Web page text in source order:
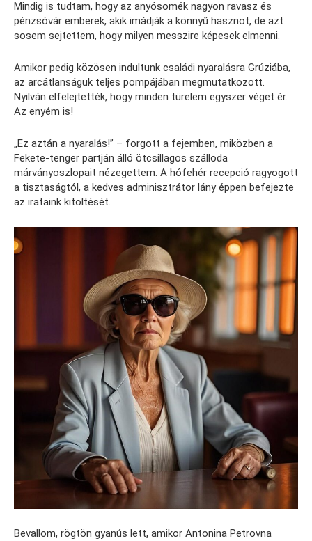
Mindig is tudtam, hogy az anyósomék nagyon ravasz és
pénzsóvár emberek, akik imádják a könnyű hasznot, de azt
sosem sejtettem, hogy milyen messzire képesek elmenni.
Amikor pedig közösen indultunk családi nyaralásra Grúziába,
az arcátlanságuk teljes pompájában megmutatkozott.
Nyilván elfelejtették, hogy minden türelem egyszer véget ér.
Az enyém is!
„Ez aztán a nyaralás!” – forgott a fejemben, miközben a
Fekete-tenger partján álló ötcsillagos szálloda
márványoszlopait nézegettem. A hófehér recepció ragyogott
a tisztaságtól, a kedves adminisztrátor lány éppen befejezte
az irataink kitöltését.
Bevallom, rögtön gyanús lett, amikor Antonina Petrovna